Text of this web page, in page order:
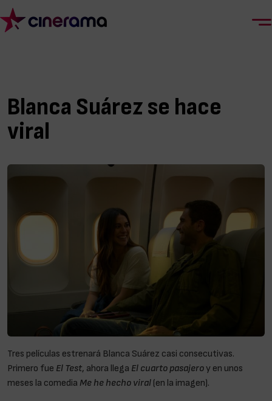
Blanca Suárez se hace
viral
Tres películas estrenará Blanca Suárez casi consecutivas.
Primero fue El Test, ahora llega El cuarto pasajeroy en unos
meses la comedia Me he hecho viral (en la imagen).